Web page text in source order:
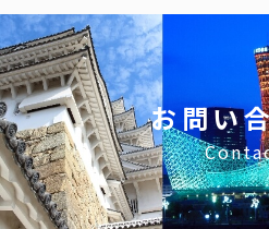
お問い